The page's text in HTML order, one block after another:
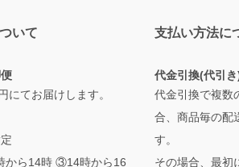
いて
にてお届けします。
ら14時 ③14時から16
支払い方法に
代金引換(代引き
代金引換で複数
合、商品毎の配
す。
その場合、最初